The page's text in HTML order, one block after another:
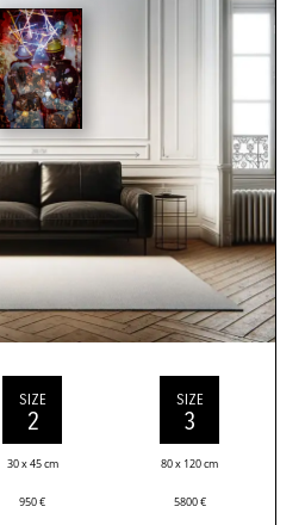
SIZE
2
30 x 45 cm
950€
SIZE
3
80 x 120 cm
5800€